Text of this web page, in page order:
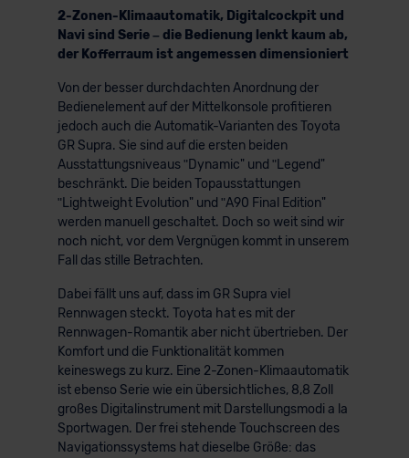
2-Zonen-Klimaautomatik, Digitalcockpit und
Navi sind Serie – die Bedienung lenkt kaum ab,
der Kofferraum ist angemessen dimensioniert
Von der besser durchdachten Anordnung der
Bedienelement auf der Mittelkonsole profitieren
jedoch auch die Automatik-Varianten des Toyota
GR Supra. Sie sind auf die ersten beiden
Ausstattungsniveaus ʺDynamic" und ʺLegend"
beschränkt. Die beiden Topausstattungen
ʺLightweight Evolution" und ʺA90 Final Edition"
werden manuell geschaltet. Doch so weit sind wir
noch nicht, vor dem Vergnügen kommt in unserem
Fall das stille Betrachten.
Dabei fällt uns auf, dass im GR Supra viel
Rennwagen steckt. Toyota hat es mit der
Rennwagen-Romantik aber nicht übertrieben. Der
Komfort und die Funktionalität kommen
keineswegs zu kurz. Eine 2-Zonen-Klimaautomatik
ist ebenso Serie wie ein übersichtliches, 8,8 Zoll
großes Digitalinstrument mit Darstellungsmodi a la
Sportwagen. Der frei stehende Touchscreen des
Navigationssystems hat dieselbe Größe: das